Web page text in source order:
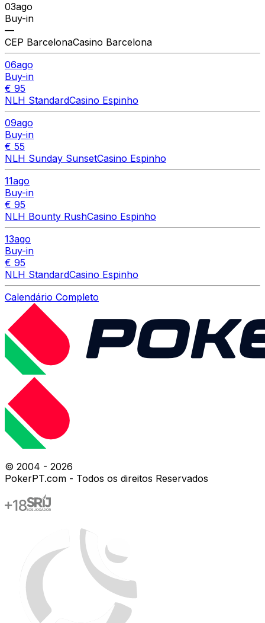
03ago
Buy-in
—
CEP BarcelonaCasino Barcelona
06ago
Buy-in
€ 95
NLH StandardCasino Espinho
09ago
Buy-in
€ 55
NLH Sunday SunsetCasino Espinho
11ago
Buy-in
€ 95
NLH Bounty RushCasino Espinho
13ago
Buy-in
€ 95
NLH StandardCasino Espinho
Calendário Completo
© 2004 - 2026
PokerPT.com - Todos os direitos Reservados